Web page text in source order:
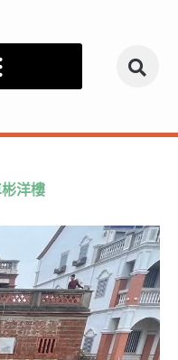
洋樓